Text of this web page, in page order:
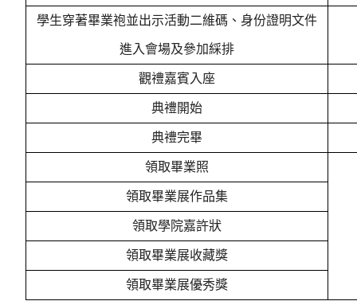
學生穿著畢業袍並出示活動二維碼、身份證明文件
進入會場及參加綵排
觀禮嘉賓入座
典禮開始
典禮完畢
領取畢業照
領取畢業展作品集
領取學院嘉許狀
領取畢業展收藏獎
領取畢業展優秀獎